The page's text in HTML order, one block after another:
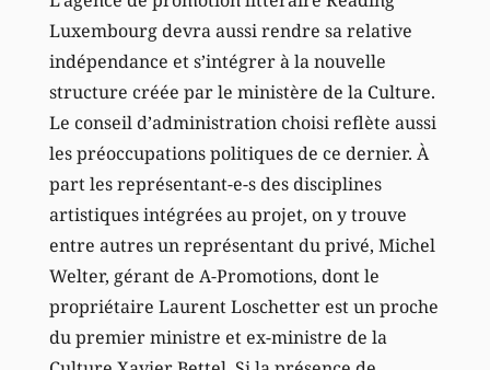
Luxembourg devra aussi rendre sa relative
indépendance et s’intégrer à la nouvelle
structure créée par le ministère de la Culture.
Le conseil d’administration choisi reflète aussi
les préoccupations politiques de ce dernier. À
part les représentant-e-s des disciplines
artistiques intégrées au projet, on y trouve
entre autres un représentant du privé, Michel
Welter, gérant de A-Promotions, dont le
propriétaire Laurent Loschetter est un proche
du premier ministre et ex-ministre de la